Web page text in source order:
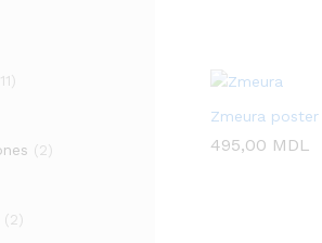
Zmeura poster
495,00 MDL
495,00 MDL
(2)
(2)